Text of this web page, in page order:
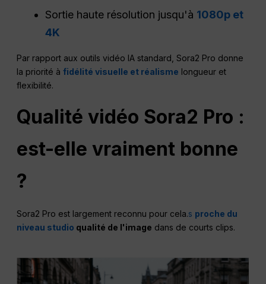
Sortie haute résolution jusqu'à 1080p et
4K
Par rapport aux outils vidéo IA standard, Sora2 Pro donne
la priorité àfidélité visuelle et réalisme longueur et
flexibilité.
Qualité vidéo Sora2 Pro :
est-elle vraiment bonne
?
Sora2 Pro est largement reconnu pour cela.s proche du
niveau studio qualité de l'image dans de courts clips.